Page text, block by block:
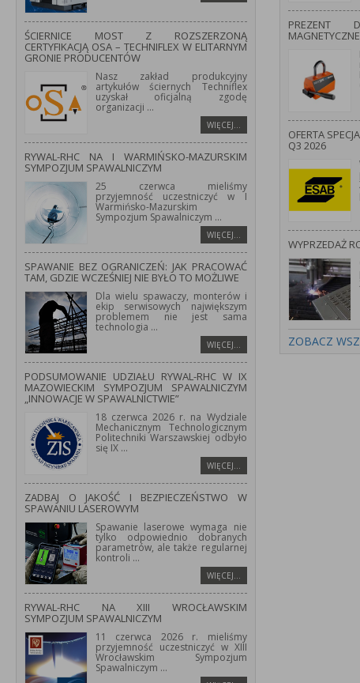
ŚCIERNICE MOST Z ROZSZERZONĄ
CERTYFIKACJĄ OSA – TECHNIFLEX W ELITARNYM
GRONIE PRODUCENTÓW
Nasz zakład produkcyjny
artykułów ściernych Techniflex
uzyskał oficjalną zgodę
organizacji ...
WIĘCEJ…
RYWAL-RHC NA I WARMIŃSKO-MAZURSKIM
SYMPOZJUM SPAWALNICZYM
25 czerwca mieliśmy
przyjemność uczestniczyć w I
Warmińsko-Mazurskim
Sympozjum Spawalniczym ...
WIĘCEJ…
SPAWANIE BEZ OGRANICZEŃ: JAK PRACOWAĆ
TAM, GDZIE WCZEŚNIEJ NIE BYŁO TO MOŻLIWE
Dla wielu spawaczy, monterów i
ekip serwisowych największym
problemem nie jest sama
technologia ...
WIĘCEJ…
PODSUMOWANIE UDZIAŁU RYWAL-RHC W IX
MAZOWIECKIM SYMPOZJUM SPAWALNICZYM
„INNOWACJE W SPAWALNICTWIE”
18 czerwca 2026 r. na Wydziale
Mechanicznym Technologicznym
Politechniki Warszawskiej odbyło
się IX ...
WIĘCEJ…
ZADBAJ O JAKOŚĆ I BEZPIECZEŃSTWO W
SPAWANIU LASEROWYM
Spawanie laserowe wymaga nie
tylko odpowiednio dobranych
parametrów, ale także regularnej
kontroli ...
WIĘCEJ…
RYWAL-RHC NA XIII WROCŁAWSKIM
SYMPOZJUM SPAWALNICZYM
11 czerwca 2026 r. mieliśmy
przyjemność uczestniczyć w XIII
Wrocławskim Sympozjum
Spawalniczym ...
PREZENT
OFERTA
Q3 2026
WYPRZEDAŻ
ZOBACZ